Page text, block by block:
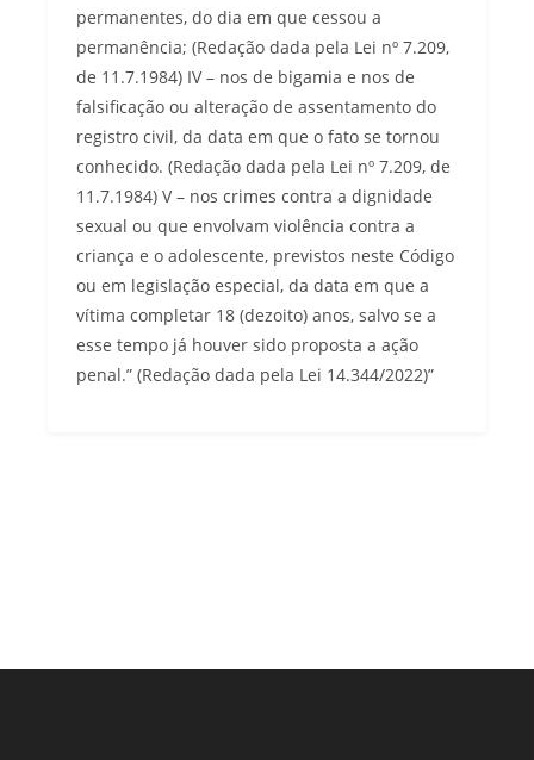
permanentes, do dia em que cessou a
permanência; (Redação dada pela Lei nº 7.209,
de 11.7.1984) IV – nos de bigamia e nos de
falsificação ou alteração de assentamento do
registro civil, da data em que o fato se tornou
conhecido. (Redação dada pela Lei nº 7.209, de
11.7.1984) V – nos crimes contra a dignidade
sexual ou que envolvam violência contra a
criança e o adolescente, previstos neste Código
ou em legislação especial, da data em que a
vítima completar 18 (dezoito) anos, salvo se a
esse tempo já houver sido proposta a ação
penal.” (Redação dada pela Lei 14.344/2022)”